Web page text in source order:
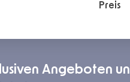
Preis
Angeboten